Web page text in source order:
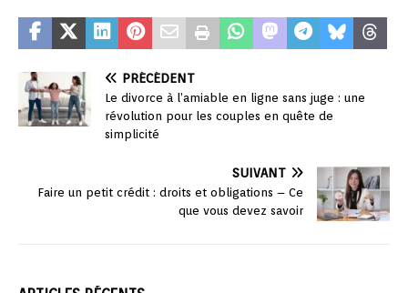
PRÉCÉDENT
Le divorce à l’amiable en ligne sans juge : une
révolution pour les couples en quête de
simplicité
SUIVANT
Faire un petit crédit : droits et obligations – Ce
que vous devez savoir